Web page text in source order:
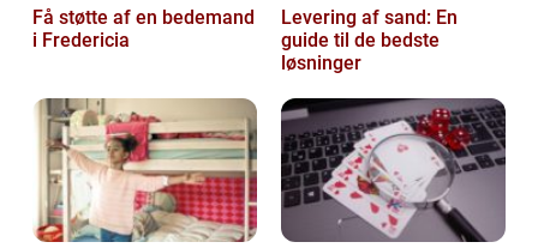
Få støtte af en bedemand
i Fredericia
Levering af sand: En
guide til de bedste
løsninger